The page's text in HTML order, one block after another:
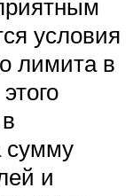
условия
лимита в
сумму
и